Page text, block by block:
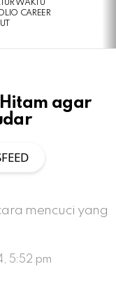
WAKTU
CAREER
agar
mencuci yang
5:52 pm